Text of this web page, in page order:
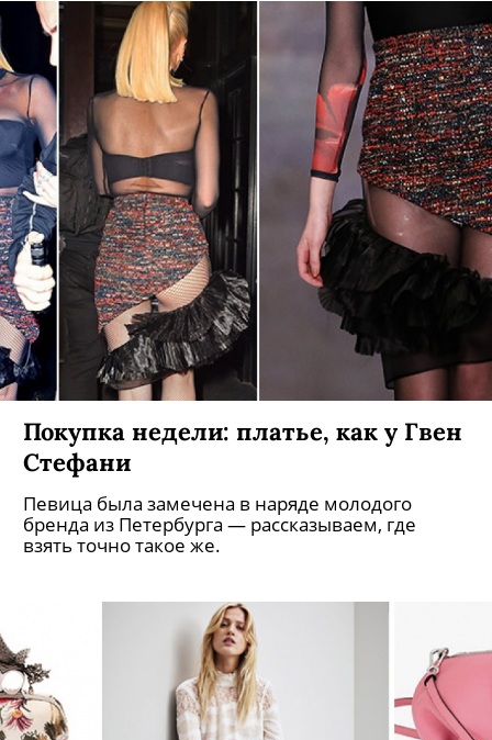
Покупка недели: платье, как у Гвен
Стефани
Певица была замечена в наряде молодого
бренда из Петербурга — рассказываем, где
взять точно такое же.